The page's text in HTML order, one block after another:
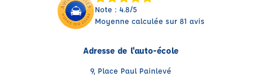
Note : 4.8/5
Moyenne calculée sur 81 avis
Adresse de l'auto-école
9, Place Paul Painlevé